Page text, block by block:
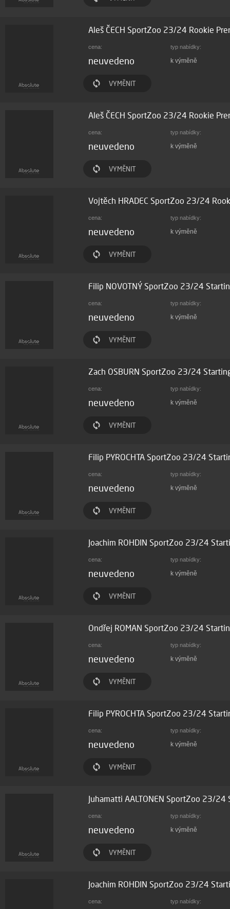
Aleš ČECH SportZoo 23/24 Rookie
cena: typ nabídky:
neuvedeno k výměně
VYMĚNIT
Aleš ČECH SportZoo 23/24 Rookie
cena: typ nabídky:
neuvedeno k výměně
VYMĚNIT
Vojtěch HRADEC SportZoo 23/24
cena: typ nabídky:
neuvedeno k výměně
VYMĚNIT
Filip NOVOTNÝ SportZoo 23/24
cena: typ nabídky:
neuvedeno k výměně
VYMĚNIT
Zach OSBURN SportZoo 23/24
cena: typ nabídky:
neuvedeno k výměně
VYMĚNIT
Filip PYROCHTA SportZoo 23/24
cena: typ nabídky:
neuvedeno k výměně
VYMĚNIT
Joachim ROHDIN SportZoo 23/24
cena: typ nabídky:
neuvedeno k výměně
VYMĚNIT
Ondřej ROMAN SportZoo 23/24
cena: typ nabídky:
neuvedeno k výměně
VYMĚNIT
Filip PYROCHTA SportZoo 23/24
cena: typ nabídky:
neuvedeno k výměně
VYMĚNIT
Juhamatti AALTONEN SportZoo 23/
cena: typ nabídky:
neuvedeno k výměně
VYMĚNIT
Joachim ROHDIN SportZoo 23/24
cena: typ nabídky: